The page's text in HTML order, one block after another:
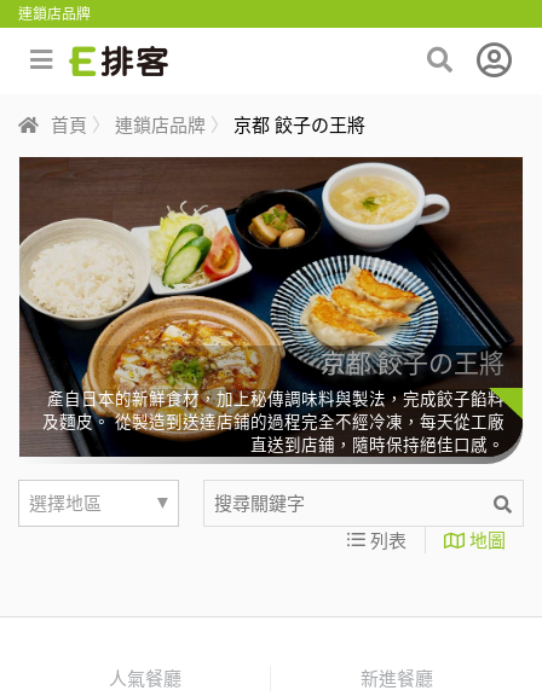
連鎖店品牌
首頁 連鎖店品牌 京都 餃子の王將
京都 餃子の王將
產自日本的新鮮食材，加上秘傳調味料與製法，完成餃子餡料
及麵皮。 從製造到送達店鋪的過程完全不經冷凍，每天從工廠
直送到店鋪，隨時保持絕佳口感。
選擇地區
▼
列表
地圖
人氣餐廳 新進餐廳